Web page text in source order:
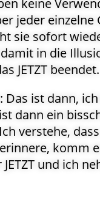
keine
jeder einzelne
sie sofort
in die
JETZT beendet.
Das ist dann,
dann ein
verstehe,
komm
und ich